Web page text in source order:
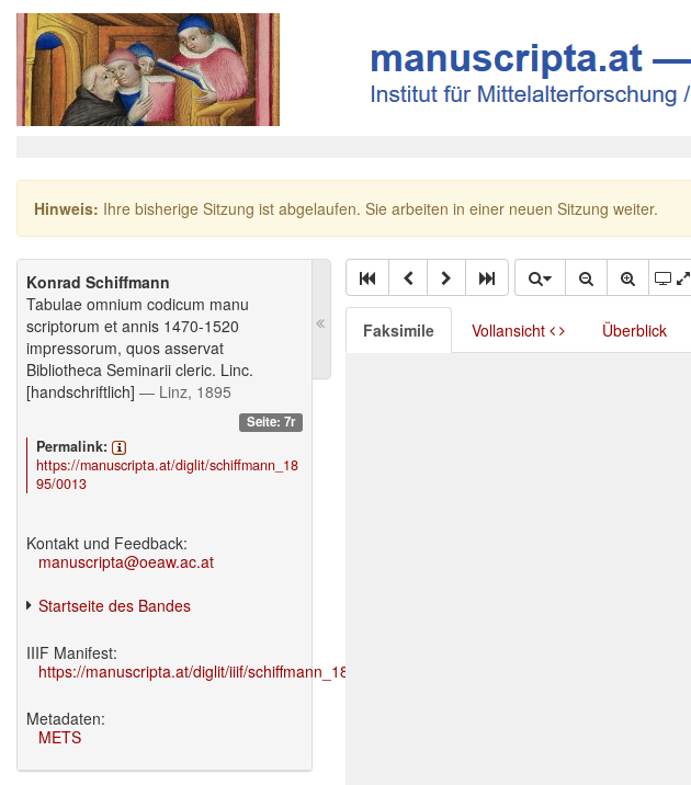
Hinweis: Ihre bisherige Sitzung ist abgelaufen. Sie arbeiten in einer neuen Sitzung weiter.
Konrad Schiffmann
Tabulae omnium codicum manu
scriptorum et annis 1470-1520
impressorum, quos asservat
Bibliotheca Seminarii cleric. Linc.
[handschriftlich] — Linz, 1895
Seite: 7r
Permalink:
https://manuscripta.at/diglit/schiffmann_18
95/0013
Kontakt und Feedback:
manuscripta@oeaw.ac.at
Startseite des Bandes
IIIF Manifest:
https://manuscripta.at/diglit/iiif/schiffmann_1895/manifest.json
Metadaten:
METS
Faksimile Vollansicht Überblick